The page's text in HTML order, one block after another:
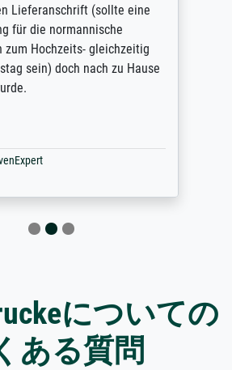
Lieferanschrift (sollte eine
für die normannische
zum Hochzeits- gleichzeitig
sein) doch nach zu Hause
についての
ある質問